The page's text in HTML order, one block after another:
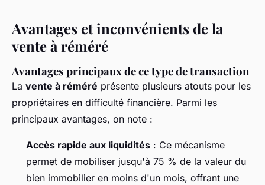
Avantages et inconvénients de la
vente à réméré
Avantages principaux de ce type de transaction
La vente à réméré présente plusieurs atouts pour les
propriétaires en difficulté financière. Parmi les
principaux avantages, on note :
Accès rapide aux liquidités : Ce mécanisme
permet de mobiliser jusqu'à 75 % de la valeur du
bien immobilier en moins d'un mois, offrant une